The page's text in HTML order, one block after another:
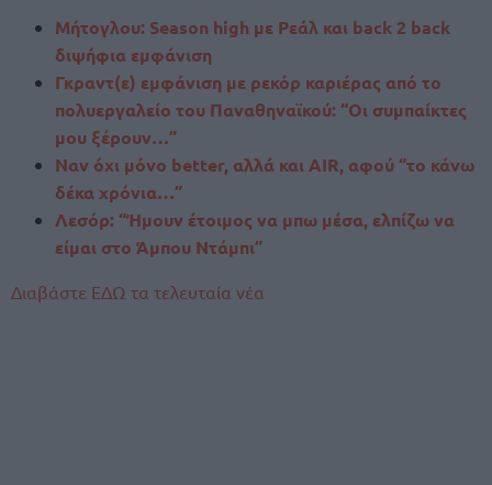
Μήτογλου: Season high με Ρεάλ και back 2 back
διψήφια εμφάνιση
Γκραντ(ε) εμφάνιση με ρεκόρ καριέρας από το
πολυεργαλείο του Παναθηναϊκού: “Οι συμπαίκτες
μου ξέρουν…”
Ναν όχι μόνο better, αλλά και AIR, αφού “το κάνω
δέκα χρόνια…”
Λεσόρ: “Ήμουν έτοιμος να μπω μέσα, ελπίζω να
είμαι στο Άμπου Ντάμπι”
Διαβάστε ΕΔΩ τα τελευταία νέα